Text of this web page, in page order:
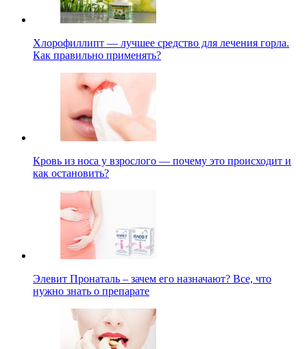
Хлорофиллипт — лучшее средство для лечения горла.
Как правильно применять?
Кровь из носа у взрослого — почему это происходит и
как остановить?
Элевит Пронаталь – зачем его назначают? Все, что
нужно знать о препарате